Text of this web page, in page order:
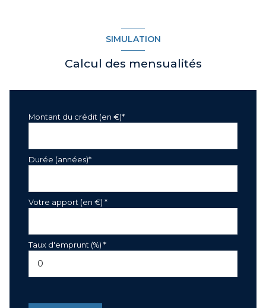
SIMULATION
Calcul des mensualités
Montant du crédit (en €)*
Durée (années)*
Votre apport (en €) *
Taux d'emprunt (%) *